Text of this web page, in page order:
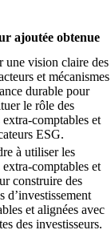
ajoutée obtenue
une vision claire des
et mécanismes
durable pour
le rôle des
extra-comptables et
ESG.
à utiliser les
extra-comptables et
construire des
d’investissement
et alignées avec
des investisseurs.